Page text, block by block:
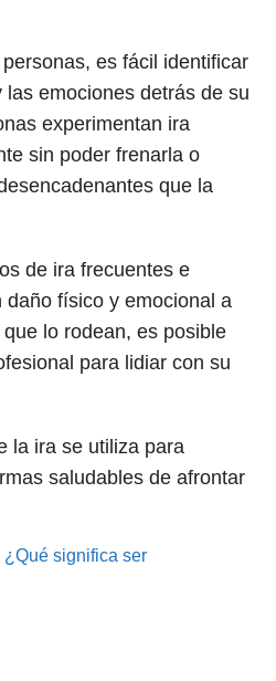
es fácil identificar
las emociones detrás de su
experimentan ira
sin poder frenarla o
que la
de ira frecuentes e
daño físico y emocional a
lo rodean, es posible
para lidiar con su
la ira se utiliza para
saludables de afrontar
¿Qué significa ser